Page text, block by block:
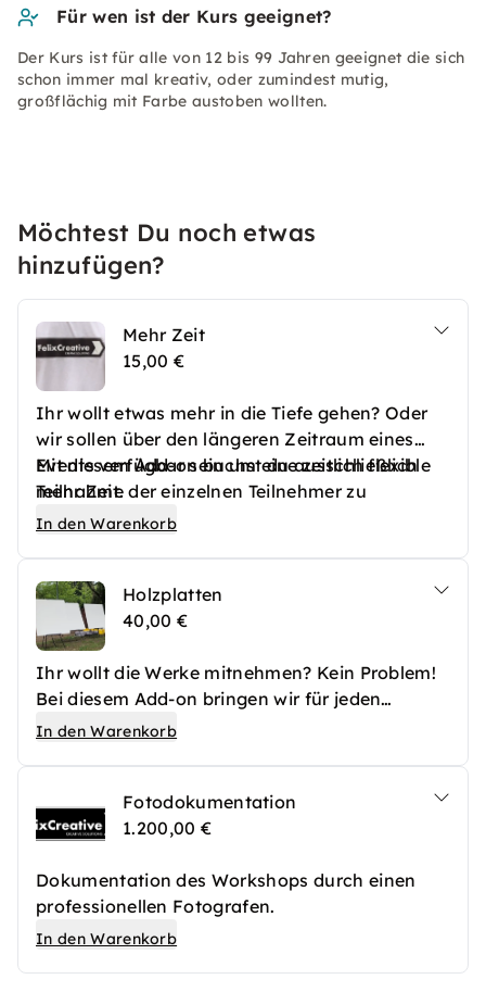
Für wen ist der Kurs geeignet?
Der Kurs ist für alle von 12 bis 99 Jahren geeignet die sich
schon immer mal kreativ, oder zumindest mutig,
großflächig mit Farbe austoben wollten.
Möchtest Du noch etwas
hinzufügen?
Mehr Zeit
15,00 €
Ihr wollt etwas mehr in die Tiefe gehen? Oder
wir sollen über den längeren Zeitraum eines
Events verfügbar sein um eine zeitlich flexible
Teilnahme der einzelnen Teilnehmer zu
ermöglichen?
Mit diesem Add-on buchst du ausschließlich
mehr Zeit.
In den Warenkorb
Holzplatten
40,00 €
Ihr wollt die Werke mitnehmen? Kein Problem!
Bei diesem Add-on bringen wir für jeden
Teilnehmer eine zweiseitig bemalbare
In den Warenkorb
Fotodokumentation
1.200,00 €
Dokumentation des Workshops durch einen
professionellen Fotografen.
In den Warenkorb